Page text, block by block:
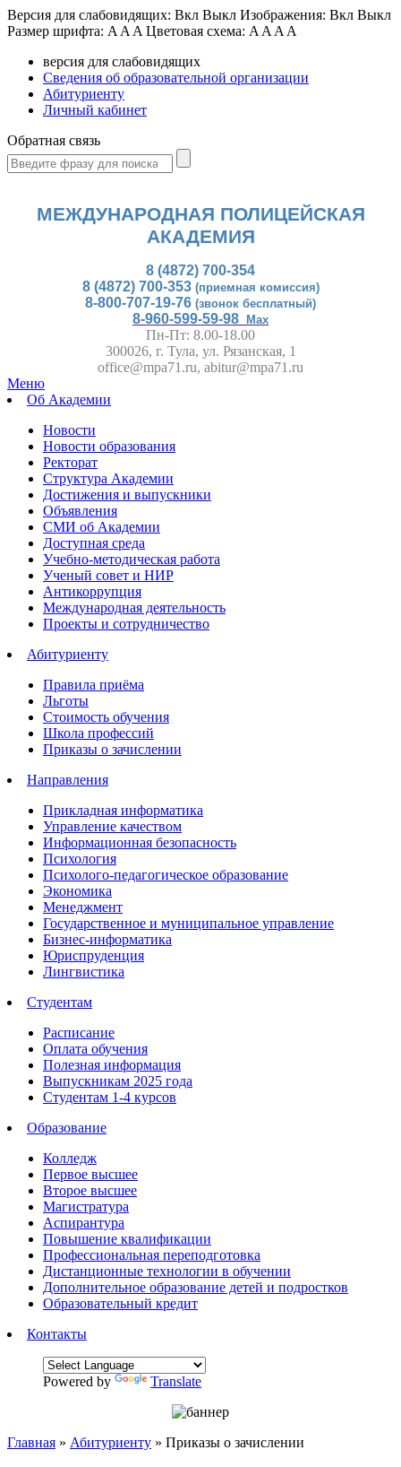
Версия для слабовидящих: Вкл Выкл Изображения: Вкл Выкл
Размер шрифта: A A A Цветовая схема: A A A A
версия для слабовидящих
Сведения об образовательной организации
Абитуриенту
Личный кабинет
Обратная связь
МЕЖДУНАРОДНАЯ ПОЛИЦЕЙСКАЯ
АКАДЕМИЯ
8 (4872) 700-354
8 (4872) 700-353 (приемная комиссия)
8-800-707-19-76 (звонок бесплатный)
8-960-599-59-98 Max
Пн-Пт: 8.00-18.00
300026, г. Тула, ул. Рязанская, 1
office@mpa71.ru, abitur@mpa71.ru
Меню
Об Академии
Новости
Новости образования
Ректорат
Структура Академии
Достижения и выпускники
Объявления
СМИ об Академии
Доступная среда
Учебно-методическая работа
Ученый совет и НИР
Антикоррупция
Международная деятельность
Проекты и сотрудничество
Абитуриенту
Правила приёма
Льготы
Стоимость обучения
Школа профессий
Приказы о зачислении
Направления
Прикладная информатика
Управление качеством
Информационная безопасность
Психология
Психолого-педагогическое образование
Экономика
Менеджмент
Государственное и муниципальное управление
Бизнес-информатика
Юриспруденция
Лингвистика
Студентам
Расписание
Оплата обучения
Полезная информация
Выпускникам 2025 года
Студентам 1-4 курсов
Образование
Колледж
Первое высшее
Второе высшее
Магистратура
Аспирантура
Повышение квалификации
Профессиональная переподготовка
Дистанционные технологии в обучении
Дополнительное образование детей и подростков
Образовательный кредит
Контакты
Powered by Translate
Главная » Абитуриенту » Приказы о зачислении